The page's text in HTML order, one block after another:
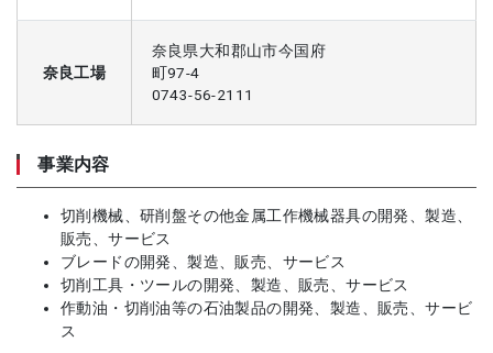
奈良工場
奈良県大和郡山市今国府
町97-4
0743-56-2111
事業内容
切削機械、研削盤その他金属工作機械器具の開発、製造、
販売、サービス
ブレードの開発、製造、販売、サービス
切削工具・ツールの開発、製造、販売、サービス
作動油・切削油等の石油製品の開発、製造、販売、サービ
ス